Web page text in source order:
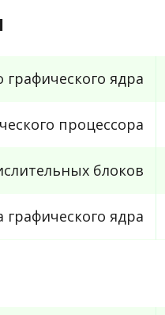
ядра
процессора
блоков
графического ядра